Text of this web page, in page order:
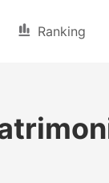
Ranking